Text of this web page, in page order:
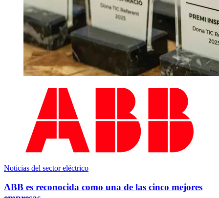
Noticias del sector eléctrico
​ABB es reconocida como una de las cinco mejores